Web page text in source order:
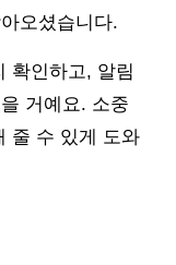
오셨습니다.
확인하고, 알림
거예요. 소중
줄 수 있게 도와